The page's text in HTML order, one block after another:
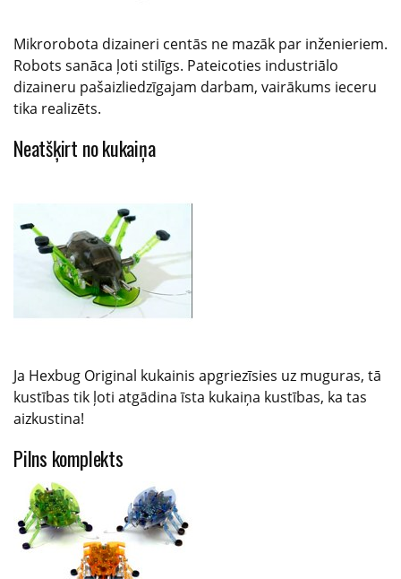
Mikrorobota dizaineri centās ne mazāk par inženieriem.
Robots sanāca ļoti stilīgs. Pateicoties industriālo
dizaineru pašaizliedzīgajam darbam, vairākums ieceru
tika realizēts.
Neatšķirt no kukaiņa
Ja Hexbug Original kukainis apgriezīsies uz muguras, tā
kustības tik ļoti atgādina īsta kukaiņa kustības, ka tas
aizkustina!
Pilns komplekts